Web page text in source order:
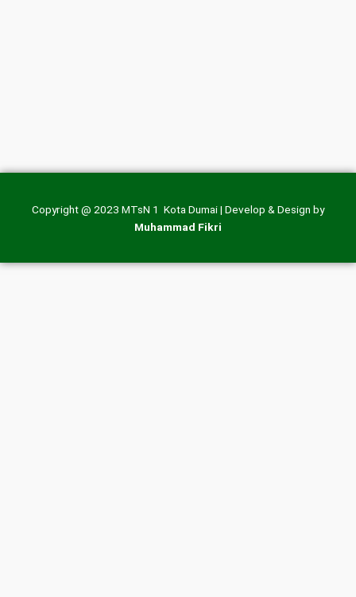
Copyright @ 2023 MTsN 1 Kota Dumai | Develop & Design by
Muhammad Fikri